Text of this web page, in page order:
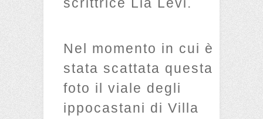
Nel momento in cui è
stata scattata questa
foto il viale degli
ippocastani di Villa